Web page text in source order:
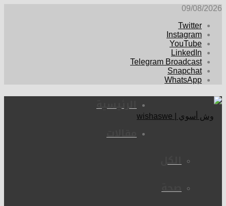
09/08/2026
Twitter
Instagram
YouTube
LinkedIn
Telegram Broadcast
Snapchat
WhatsApp
الرئيسية
مقالات
الكل
صحة